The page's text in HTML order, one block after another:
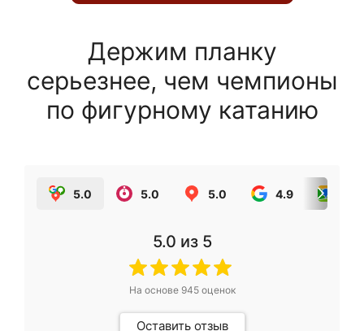
Держим планку
серьезнее, чем чемпионы
по фигурному катанию
5.0 5.0 5.0 4.9
5.0 из 5
На основе 945оценок
Оставить отзыв